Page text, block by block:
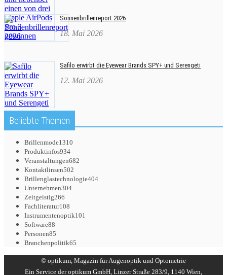
Sonnenbrillenreport 2026
18. Mai 2026
Safilo erwirbt die Eyewear Brands SPY+ und Serengeti
12. Mai 2026
Beliebte Themen
Brillenmode1310
Produktinfos934
Veranstaltungen682
Kontaktlinsen502
Brillenglastechnologie404
Unternehmen304
Zeitgeistig266
Fachliteratur108
Instrumentenoptik101
Software88
Personen85
Branchenpolitik65
© optikum, Magazin für Augenoptik und Optometrie
Ein Service der optikum GmbH, Linzer Straße 283/9, 1140 Wien,